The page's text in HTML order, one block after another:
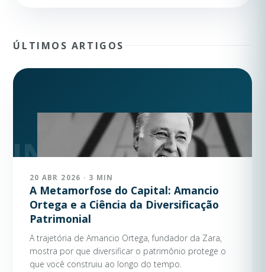
ÚLTIMOS ARTIGOS
20 ABR 2026 · 3 MIN
A Metamorfose do Capital: Amancio
Ortega e a Ciência da Diversificação
Patrimonial
A trajetória de Amancio Ortega, fundador da Zara,
mostra por que diversificar o patrimônio protege o
que você construiu ao longo do tempo.